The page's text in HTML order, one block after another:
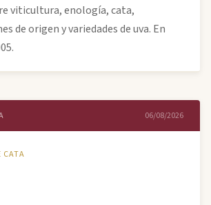
viticultura, enología, cata,
de origen y variedades de uva. En
06/08/2026
CATA